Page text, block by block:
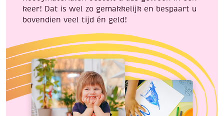
keer! Dat is wel zo gemakkelijk en bespaart u
bovendien veel tijd én geld!